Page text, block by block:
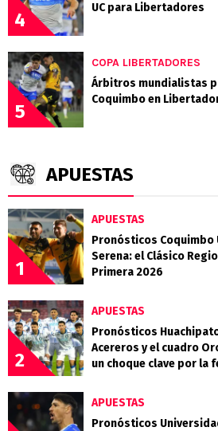
4
UC para Libertadores
5
COPA LIBERTADORES
Árbitros mundialistas
Coquimbo en
APUESTAS
1
APUESTAS
Pronósticos Coquimbo
Serena: el Clásico
Primera 2026
2
APUESTAS
Pronósticos
Acereros y el cuadro
un choque clave por la
APUESTAS
Pronósticos